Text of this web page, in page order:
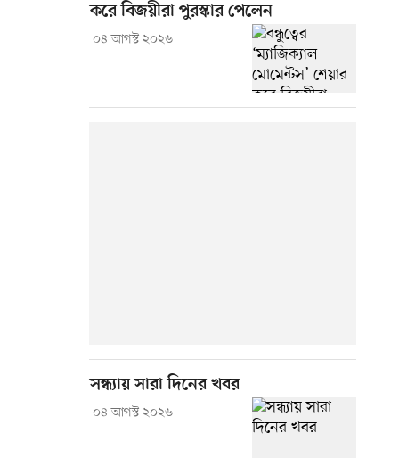
করে বিজয়ীরা পুরস্কার পেলেন
০৪ আগস্ট ২০২৬
সন্ধ্যায় সারা দিনের খবর
০৪ আগস্ট ২০২৬